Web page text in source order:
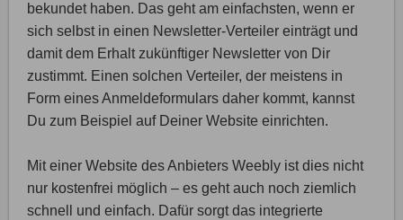
bekundet haben. Das geht am einfachsten, wenn er
sich selbst in einen Newsletter-Verteiler einträgt und
damit dem Erhalt zukünftiger Newsletter von Dir
zustimmt. Einen solchen Verteiler, der meistens in
Form eines Anmeldeformulars daher kommt, kannst
Du zum Beispiel auf Deiner Website einrichten.
Mit einer Website des Anbieters Weebly ist dies nicht
nur kostenfrei möglich – es geht auch noch ziemlich
schnell und einfach. Dafür sorgt das integrierte